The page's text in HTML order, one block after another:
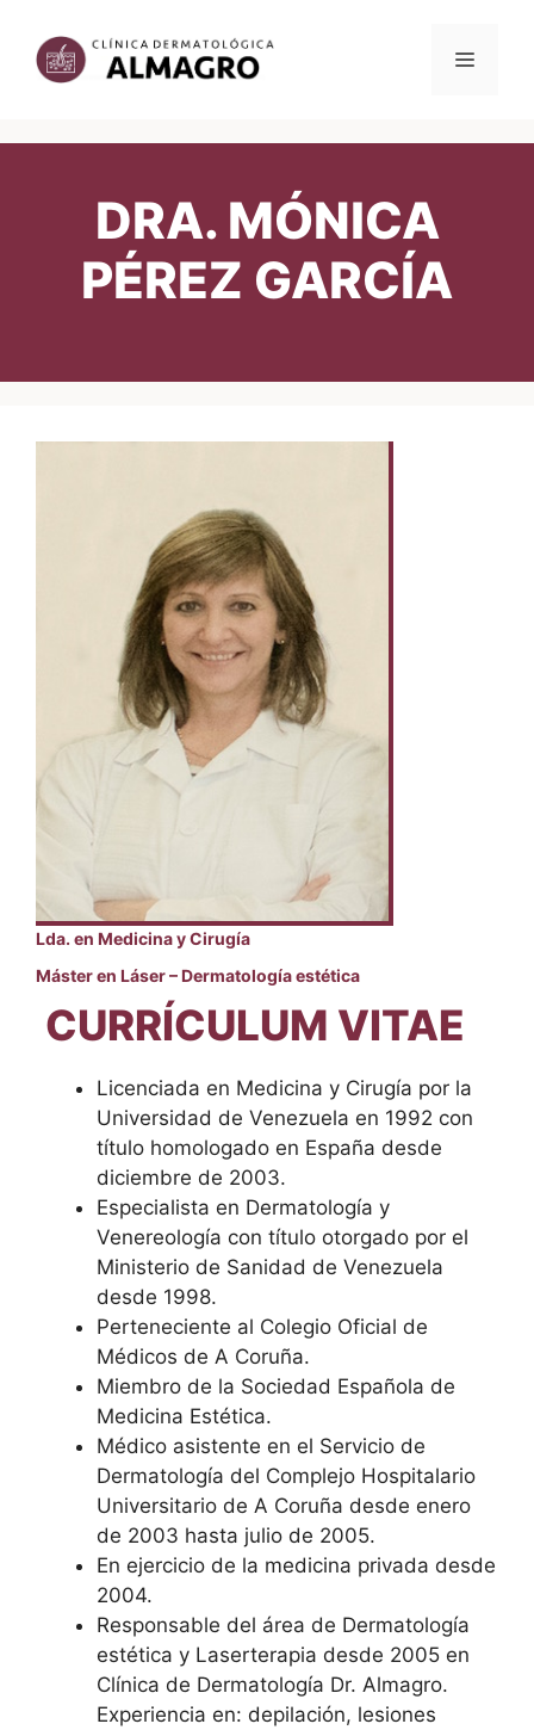
contenido
MENÚ
DRA. MÓNICA
PÉREZ GARCÍA
Lda. en Medicina y Cirugía
Máster en Láser – Dermatología estética
CURRÍCULUM VITAE
Licenciada en Medicina y Cirugía por la
Universidad de Venezuela en 1992 con
título homologado en España desde
diciembre de 2003.
Especialista en Dermatología y
Venereología con título otorgado por el
Ministerio de Sanidad de Venezuela
desde 1998.
Perteneciente al Colegio Oficial de
Médicos de A Coruña.
Miembro de la Sociedad Española de
Medicina Estética.
Médico asistente en el Servicio de
Dermatología del Complejo Hospitalario
Universitario de A Coruña desde enero
de 2003 hasta julio de 2005.
En ejercicio de la medicina privada desde
2004.
Responsable del área de Dermatología
estética y Laserterapia desde 2005 en
Clínica de Dermatología Dr. Almagro.
Experiencia en: depilación, lesiones